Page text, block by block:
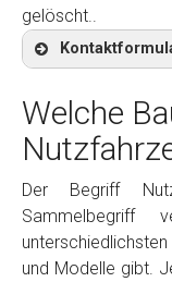
gelöscht..
Marke
Welche
Der Begriff
Sammelbegriff
und Modelle gibt.